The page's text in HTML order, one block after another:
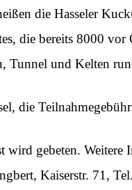
die Hasseler
die bereits 8000
Tunnel und Kelten
die
wird gebeten. Weitere
Kaiserstr. 71,